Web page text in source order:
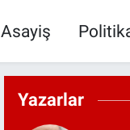
Asayiş
Yazarlar